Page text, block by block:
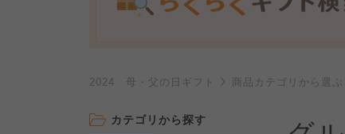
2024 母・父の日ギフト 商品カテゴリから選ぶ
カテゴリから探す